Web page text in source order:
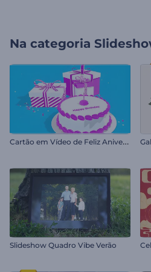
Na categoria
C
artão em Vídeo de Feliz Aniversário
Slideshow Quadro Vibe Verão